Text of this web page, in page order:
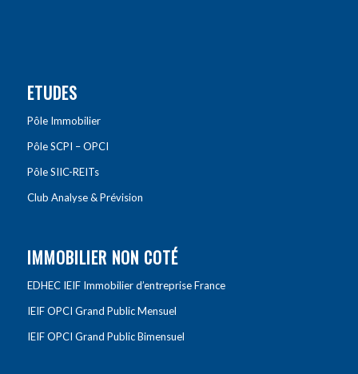
ETUDES
Pôle Immobilier
Pôle SCPI – OPCI
Pôle SIIC-REITs
Club Analyse & Prévision
IMMOBILIER NON COTÉ
EDHEC IEIF Immobilier d’entreprise France
IEIF OPCI Grand Public Mensuel
IEIF OPCI Grand Public Bimensuel